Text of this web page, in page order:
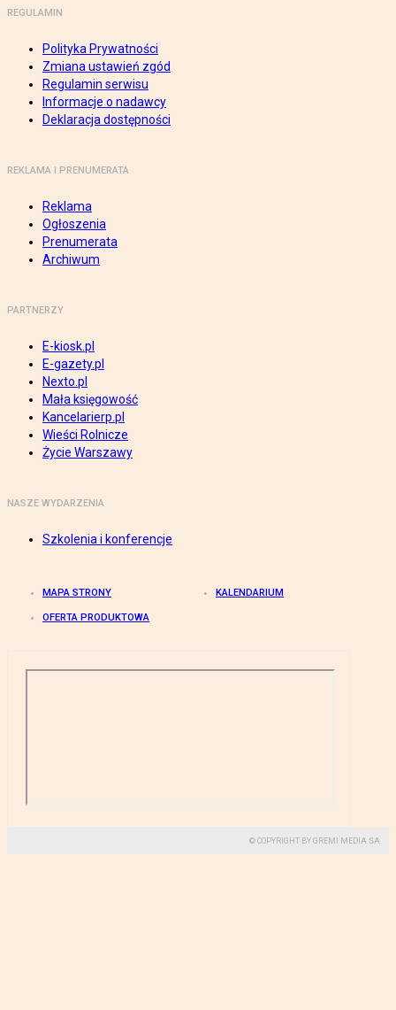
REGULAMIN
Polityka Prywatności
Zmiana ustawień zgód
Regulamin serwisu
Informacje o nadawcy
Deklaracja dostępności
REKLAMA I PRENUMERATA
Reklama
Ogłoszenia
Prenumerata
Archiwum
PARTNERZY
E-kiosk.pl
E-gazety.pl
Nexto.pl
Mała księgowość
Kancelarierp.pl
Wieści Rolnicze
Życie Warszawy
NASZE WYDARZENIA
Szkolenia i konferencje
MAPA STRONY KALENDARIUM
OFERTA PRODUKTOWA
© COPYRIGHT BY GREMI MEDIA SA